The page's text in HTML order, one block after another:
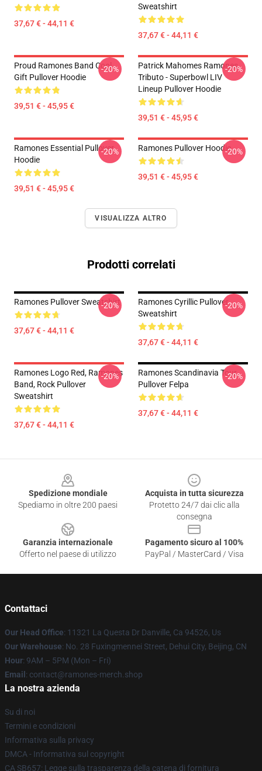
37,67 € - 44,11 €
Sweatshirt
37,67 € - 44,11 €
Proud Ramones Band Cool
Gift Pullover Hoodie
39,51 € - 45,95 €
-20%
Patrick Mahomes Ramones
Tributo - Superbowl LIV
Lineup Pullover Hoodie
39,51 € - 45,95 €
-20%
Ramones Essential Pullover
Hoodie
39,51 € - 45,95 €
-20% Ramones Pullover Hoodie
39,51 € - 45,95 €
-20%
VISUALIZZA ALTRO
Prodotti correlati
Ramones Pullover Sweatshirt
37,67 € - 44,11 €
-20%
Ramones Cyrillic Pullover
Sweatshirt
37,67 € - 44,11 €
-20%
Ramones Logo Red, Ramones
Band, Rock Pullover
Sweatshirt
37,67 € - 44,11 €
-20%
Ramones Scandinavia Tour
Pullover Felpa
37,67 € - 44,11 €
-20%
Spedizione mondiale
Spediamo in oltre 200 paesi
Acquista in tutta sicurezza
Protetto 24/7 dai clic alla
consegna
Garanzia internazionale
Offerto nel paese di utilizzo
Pagamento sicuro al 100%
PayPal / MasterCard / Visa
Contattaci
Our Head Office: 11321 La Questa Dr Danville, Ca 94526, Us
Our Warehouse: No. 28 Fuxingmennei Street, Dehui City, Beijing, CN
Hour: 9AM – 5PM (Mon – Fri)
Email : contact@ramones-merch.shop
La nostra azienda
Su di noi
Termini e condizioni
Informativa sulla privacy
DMCA - Informativa sul copyright
CA SB657: Legge sulla trasparenza della catena di fornitura